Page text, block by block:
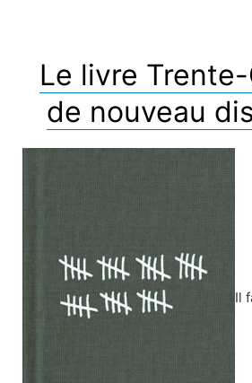
Le livre
de nouveau
Il